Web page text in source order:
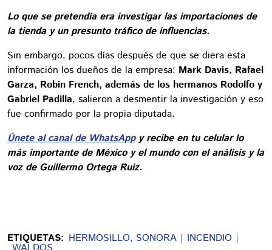
Lo que se pretendía era investigar las importaciones de
la tienda y un presunto tráfico de influencias.
Sin embargo, pocos días después de que se diera esta
información los dueños de la empresa: Mark Davis, Rafael
Garza, Robin French, además de los hermanos Rodolfo y
Gabriel Padilla, salieron a desmentir la investigación y eso
fue confirmado por la propia diputada.
Únete al canal de WhatsAppy recibe en tu celular lo
más importante de México y el mundo con el análisis y la
voz de Guillermo Ortega Ruiz.
ETIQUETAS: HERMOSILLO, SONORA INCENDIO